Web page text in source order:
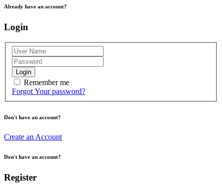
Already have an account?
Login
Login
Remember me
Forgot Your password?
Don't have an account?
Create an Account
Don't have an account?
Register